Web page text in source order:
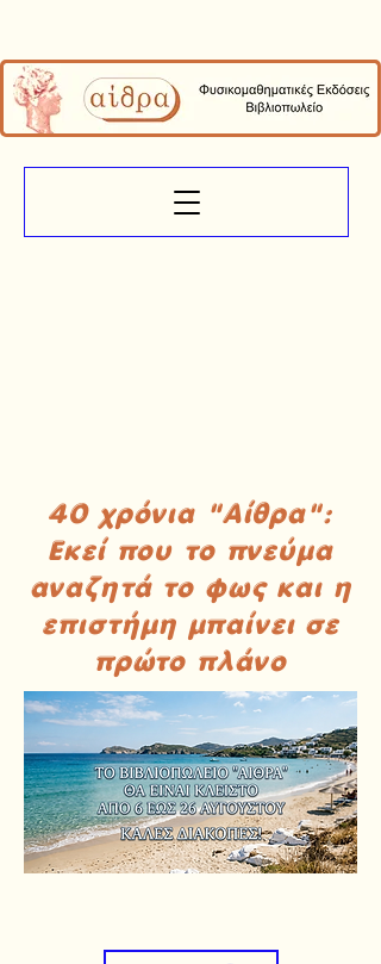
40 χρόνια "Αίθρα":
Εκεί που το πνεύμα
αναζητά το φως και η
επιστήμη μπαίνει σε
πρώτο πλάνο